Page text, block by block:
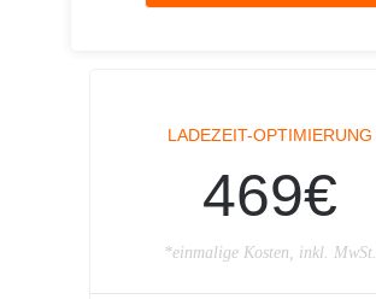
LADEZEIT-OPTIMIERUNG
469€
*einmalige Kosten, inkl. MwSt.